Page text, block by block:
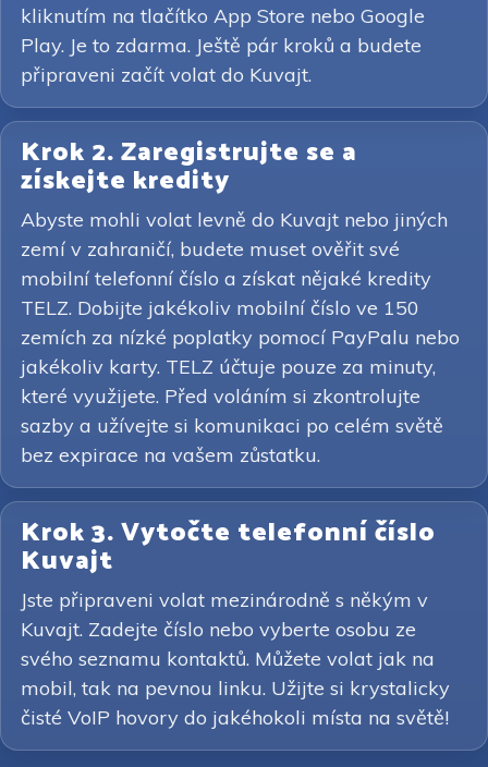
kliknutím na tlačítko App Store nebo Google
Play. Je to zdarma. Ještě pár kroků a budete
připraveni začít volat do Kuvajt.
Krok 2. Zaregistrujte se a
získejte kredity
Abyste mohli volat levně do Kuvajt nebo jiných
zemí v zahraničí, budete muset ověřit své
mobilní telefonní číslo a získat nějaké kredity
TELZ. Dobijte jakékoliv mobilní číslo ve 150
zemích za nízké poplatky pomocí PayPalu nebo
jakékoliv karty. TELZ účtuje pouze za minuty,
které využijete. Před voláním si zkontrolujte
sazby a užívejte si komunikaci po celém světě
bez expirace na vašem zůstatku.
Krok 3. Vytočte telefonní číslo
Kuvajt
Jste připraveni volat mezinárodně s někým v
Kuvajt. Zadejte číslo nebo vyberte osobu ze
svého seznamu kontaktů. Můžete volat jak na
mobil, tak na pevnou linku. Užijte si krystalicky
čisté VoIP hovory do jakéhokoli místa na světě!